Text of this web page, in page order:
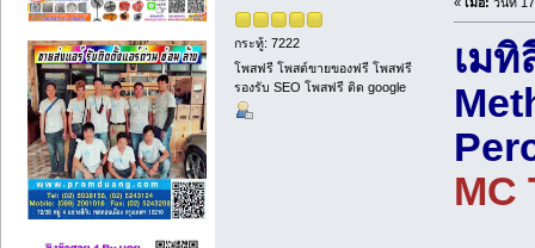
กระทู้: 7222
โพสฟรี โพสต์ขายของฟรี โพสฟรี
รองรับ SEO โพสฟรี ติด google
เมทิ
MC